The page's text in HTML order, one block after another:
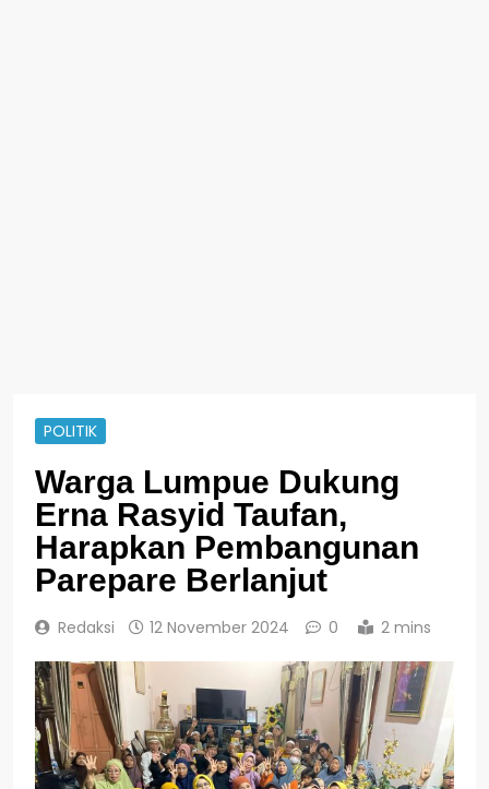
POLITIK
Warga Lumpue Dukung
Erna Rasyid Taufan,
Harapkan Pembangunan
Parepare Berlanjut
Redaksi 12 November 2024 0 2 mins